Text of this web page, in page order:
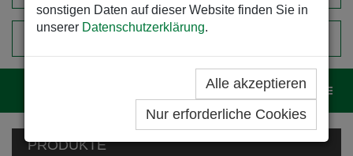
sonstigen Daten auf dieser Website finden Sie in
unserer Datenschutzerklärung.
Alle akzeptieren
Nur erforderliche Cookies
EINKAUFSWAGEN
PRODUKTE